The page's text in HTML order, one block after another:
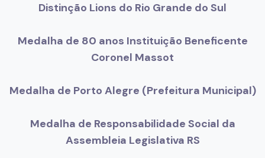
Distinção Lions do Rio Grande do Sul
Medalha de 80 anos Instituição Beneficente
Coronel Massot
Medalha de Porto Alegre (Prefeitura Municipal)
Medalha de Responsabilidade Social da
Assembleia Legislativa RS